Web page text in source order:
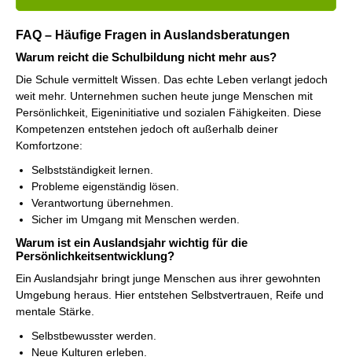
FAQ – Häufige Fragen in Auslandsberatungen
Warum reicht die Schulbildung nicht mehr aus?
Die Schule vermittelt Wissen. Das echte Leben verlangt jedoch
weit mehr. Unternehmen suchen heute junge Menschen mit
Persönlichkeit, Eigeninitiative und sozialen Fähigkeiten. Diese
Kompetenzen entstehen jedoch oft außerhalb deiner
Komfortzone:
Selbstständigkeit lernen.
Probleme eigenständig lösen.
Verantwortung übernehmen.
Sicher im Umgang mit Menschen werden.
Warum ist ein Auslandsjahr wichtig für die
Persönlichkeitsentwicklung?
Ein Auslandsjahr bringt junge Menschen aus ihrer gewohnten
Umgebung heraus. Hier entstehen Selbstvertrauen, Reife und
mentale Stärke.
Selbstbewusster werden.
Neue Kulturen erleben.